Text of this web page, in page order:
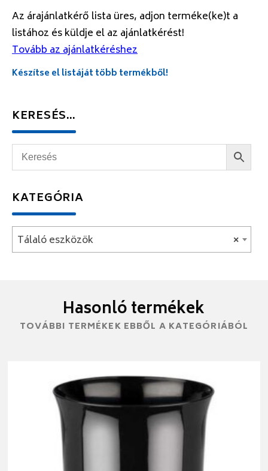
Az árajánlatkérő lista üres, adjon terméke(ke)t a
listához és küldje el az ajánlatkérést!
Tovább az ajánlatkéréshez
Készítse el listáját több termékből!
KERESÉS…
KATEGÓRIA
×
Tálaló eszközök
Hasonló termékek
TOVÁBBI TERMÉKEK EBBŐL A KATEGÓRIÁBÓL